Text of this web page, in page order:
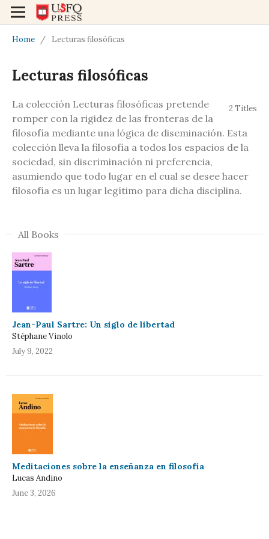
Home / Lecturas filosóficas
Lecturas filosóficas
2 Titles
La colección Lecturas filosóficas pretende
romper con la rigidez de las fronteras de la
filosofía mediante una lógica de diseminación. Esta
colección lleva la filosofía a todos los espacios de la
sociedad, sin discriminación ni preferencia,
asumiendo que todo lugar en el cual se desee hacer
filosofía es un lugar legítimo para dicha disciplina.
All Books
Jean-Paul Sartre: Un siglo de libertad
Stéphane Vinolo
July 9, 2022
Meditaciones sobre la enseñanza en filosofía
Lucas Andino
June 3, 2026